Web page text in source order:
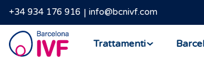
+34 934 176 916 info@bcnivf.com
Barcelona
IVF
Trattamenti